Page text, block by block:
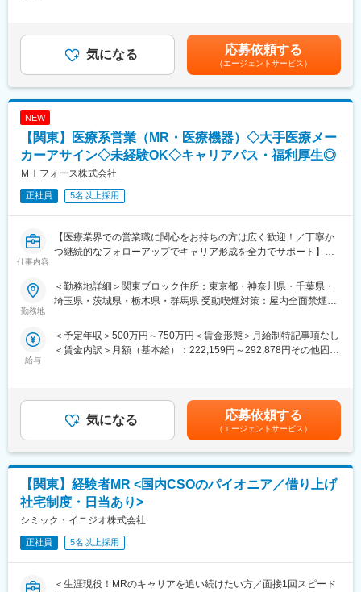
・医療従事者向けの説明会の企画・実施、医師同士のコミュニケ
ーション推進のための研究会・勉強会の立ち上げ、講演会の企
画・運営 等
※勤務地については、選考内で希望を伺ったうえで決定します。
（１）充実の待遇：同業他社の中でも平均給与の高さや非課税の
日当の支給の他、退職金や団体保険制度、単身赴任手当や月1回の
帰省交通費の支給など福利厚生が充実しており、長期就業される
社員が多いのも特徴です。
（２）豊富なキャリアップの機会があります： MRとして専門性
を磨き、管理職を目指していただく方も多くございますし、社内
部への異動も可能です。
※病院の経営コンサル、医薬品メーカーのマーケティング支援、人
キル研修、学術研修と、国内最大手だからこそ仕事に必要な知識
やスキルをしっかりと身に付けられる研修制度があります。MRと
的にヘルスケアのプロフェッショナル人材を育成する研修制度を
整備しています。
プロモーションに携わり、市場を流通するほぼすべての医薬品に
関与しています
・日本においても業界トップシェアを誇り、常時100以上のPJが
稼働しています
変更の範囲：会社の定める業務
ジェクト稼働手当(35,000円)、外勤日当（1日1,500円／外勤3.5時
間以上）■変動賞与制（6月・12月・3月）※平均実績6ヶ月分■イン
センティブ：3月（対象者）賃金はあくまでも目安の金額であり、
選考を通じて上下する可能性があります。月給(月額)は固定手当を
含めた表記です。
気になる 応募依頼する
（エージェントサービス）
NEW
【関東】医療系営業（MR・医療機器）◇大手医療メー
カーアサイン◇未経験OK◇キャリアパス・福利厚生◎
ＭＩフォース株式会社
正社員 5名以上採用
仕事内容
【医療業界での営業職に関心をお持ちの方は広く歓迎！／丁寧か
つ継続的なフォローアップでキャリア形成を全力でサポート】
■業務内容：
医療系総合職として製薬メーカーや医療機器メーカー等業務を委
クトへアサイン予定です。グローバルトップメーカーなど様々な
PJTに携わる事が出来ます。
◎医療機器営業
医師や医療機器を扱う医療従事者に医療機器の情報提供や販売を
行います。販売だけでなく、実際使用する際のトレーニングサポ
ートやアフターフォローまで手掛けることが特徴で、医療の現場
を実感できる活動ができます。
◎MR（医薬情報担当者）
医師や薬剤師、看護師など医療従事者に医薬品の効果や副作用な
どの情報提供や情報収集を行います。患者さんのQOL改善に向
け、日々最新情報を学習し医療の一旦を担う専門性の高い活動が
できます。
入社後は導入研修を受講。アサイン先企業の研修などフォロー体
勤務地
＜勤務地詳細＞関東ブロック住所：東京都・神奈川県・千葉県・
埼玉県・茨城県・栃木県・群馬県 受動喫煙対策：屋内全面禁煙変
給与
＜予定年収＞500万円～750万円＜賃金形態＞月給制特記事項なし
＜賃金内訳＞月額（基本給）：222,159円～292,878円その他固定
含む）＜昇給有無＞有＜残業手当＞有＜給与補足＞業績に応じて
インセンティブあり賃金はあくまでも目安の金額であり、選考を
通じて上下する可能性があります。月給(月額)は固定手当を含めた
表記です。
気になる 応募依頼する
（エージェントサービス）
【関東】経験者MR <国内CSOのパイオニア／借り上げ
社宅制度・日当あり>
シミック・イニジオ株式会社
正社員 5名以上採用
＜生涯現役！MRのキャリアを追い続けたい方／面接1回スピード